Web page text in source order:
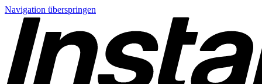
Navigation überspringen